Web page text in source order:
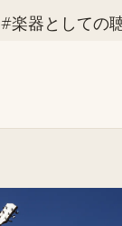
#楽器としての